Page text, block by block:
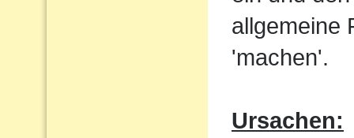
allgemeine
'machen'.
Ursachen: